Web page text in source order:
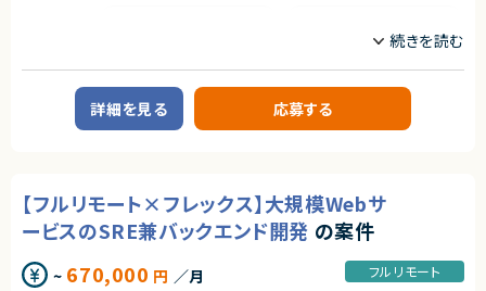
CTO/VPoE/テックリード
プロジェクトマネージャー
プロジェクトリーダー
インフラエンジニア/SRE
フロントエンドエンジニア
サーバーサイドエンジニア
業務内容
Spring Spring Boot
TypeScript
詳細を見る 応募する
【フルリモート×フレックス】大規模Webサ
ービスのSRE兼バックエンド開発 の案件
~ 670,000 円 ／月
フルリモート